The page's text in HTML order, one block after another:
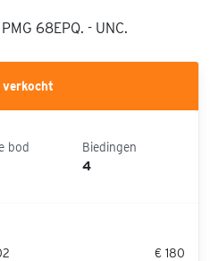
68EPQ. - UNC.
verkocht
bod Biedingen
4
€ 180